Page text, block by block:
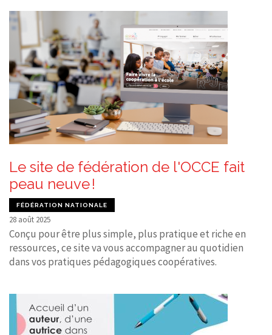
Le site de fédération de l'OCCE fait
peau neuve !
FÉDÉRATION NATIONALE
28 août 2025
Conçu pour être plus simple, plus pratique et riche en
ressources, ce site va vous accompagner au quotidien
dans vos pratiques pédagogiques coopératives.